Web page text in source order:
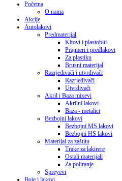
Početna
O nama
Akcije
Autolakovi
Predmaterijal
Kitovi i plastobiti
Prajmeri i predlakovi
Za plastiku
Brusni materijal
Razrjeđivači i utvrđivači
Razrjeđivači
Utvrđivači
Akril i Baza mixevi
Akrilni lakovi
Baza - metalici
Bezbojni lakovi
Bezbojni MS lakovi
Bezbojni HS lakovi
Materijal za zaštitu
Trake za lakirere
Ostali materijali
Za poliranje
Spreyevi
Boje i lakovi